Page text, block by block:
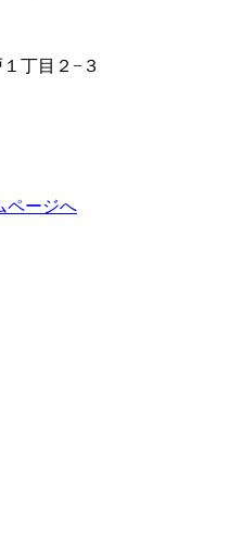
丁目２−３
ページへ